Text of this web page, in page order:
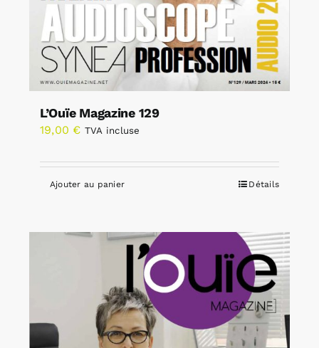
L’Ouïe Magazine 129
19,00 € TVA incluse
Ajouter au panier Détails